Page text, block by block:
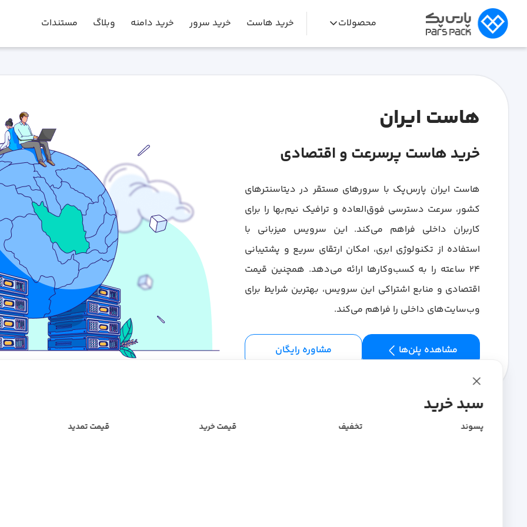
محصولات خرید هاست خرید سرور خرید دامنه وبلاگ مستندات
هاست ایران
خرید هاست پرسرعت و اقتصادی
هاست ایران پارس‌پک با سرورهای مستقر در دیتاسنترهای
کشور، سرعت دسترسی فوق‌العاده و ترافیک نیم‌بها را برای
کاربران داخلی فراهم می‌کند. این سرویس میزبانی با
استفاده از تکنولوژی ابری، امکان ارتقای سریع و پشتیبانی
۲۴ ساعته را به کسب‌وکارها ارائه می‌دهد. همچنین قیمت
اقتصادی و منابع اشتراکی این سرویس، بهترین شرایط برای
وب‌سایت‌های داخلی را فراهم می‌کند.
مشاهده پلن‌ها مشاوره رایگان
سبد خرید
پسوند تخفیف قیمت خرید قیمت تمدید